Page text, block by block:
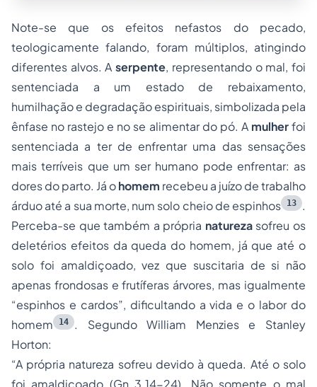
Note-se que os efeitos nefastos do pecado,
teologicamente falando, foram múltiplos, atingindo
diferentes alvos. Aserpente, representando o mal, foi
sentenciada a um estado de rebaixamento,
humilhação e degradação espirituais, simbolizada pela
ênfase no rastejo e no se alimentar do pó. A mulherfoi
sentenciada a ter de enfrentar uma das sensações
mais terríveis que um ser humano pode enfrentar: as
dores do parto. Já ohomem recebeu a juízo de trabalho
árduo até a sua morte, num solo cheio de espinhos
13
.
Perceba-se que também a própria naturezasofreu os
deletérios efeitos da queda do homem, já que até o
solo foi amaldiçoado, vez que suscitaria de si não
apenas frondosas e frutíferas árvores, mas igualmente
“espinhos e cardos”, dificultando a vida e o labor do
homem
14
. Segundo William Menzies e Stanley
Horton:
“A própria natureza sofreu devido à queda. Até o solo